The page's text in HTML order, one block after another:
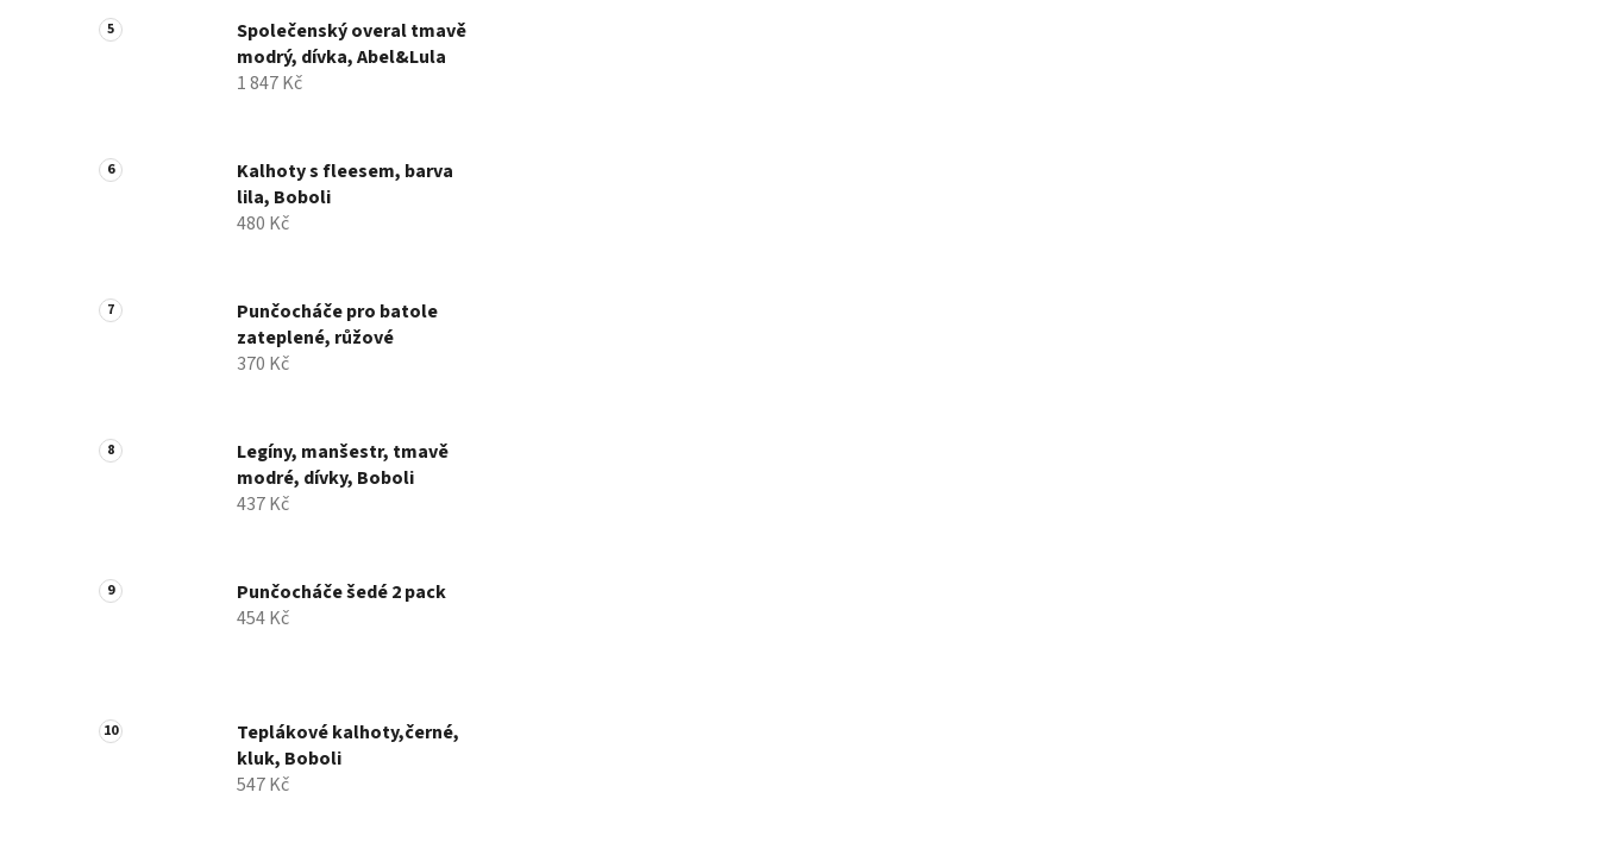
Společenský overal tmavě
modrý, dívka, Abel&Lula
1 847 Kč
Kalhoty s fleesem, barva
lila, Boboli
480 Kč
Punčocháče pro batole
zateplené, růžové
370 Kč
Legíny, manšestr, tmavě
modré, dívky, Boboli
437 Kč
Punčocháče šedé 2 pack
454 Kč
Teplákové kalhoty,černé,
kluk, Boboli
547 Kč